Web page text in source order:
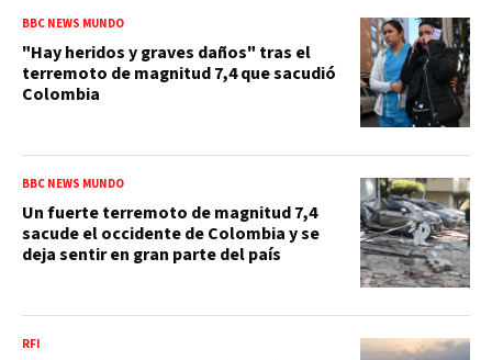
BBC NEWS MUNDO
"Hay heridos y graves daños" tras el
terremoto de magnitud 7,4 que sacudió
Colombia
BBC NEWS MUNDO
Un fuerte terremoto de magnitud 7,4
sacude el occidente de Colombia y se
deja sentir en gran parte del país
RFI